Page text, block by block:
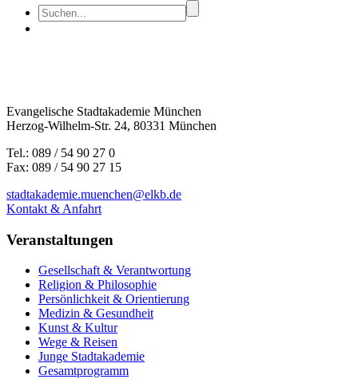
Evangelische Stadtakademie München
Herzog-Wilhelm-Str. 24, 80331 München
Tel.: 089 / 54 90 27 0
Fax: 089 / 54 90 27 15
stadtakademie.muenchen@elkb.de
Kontakt & Anfahrt
Veranstaltungen
Gesellschaft & Verantwortung
Religion & Philosophie
Persönlichkeit & Orientierung
Medizin & Gesundheit
Kunst & Kultur
Wege & Reisen
Junge Stadtakademie
Gesamtprogramm